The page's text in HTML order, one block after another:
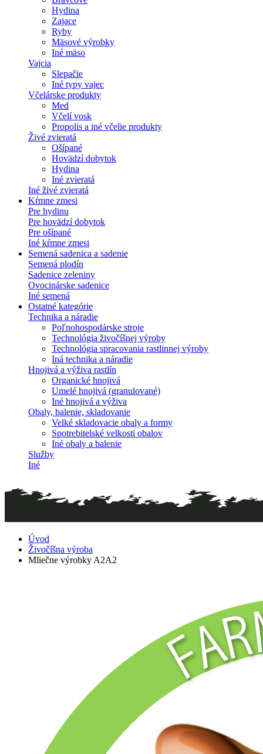
Hydina
Zajace
Ryby
Mäsové výrobky
Iné mäso
Vajcia
Slepačie
Iné typy vajec
Včelárske produkty
Med
Včelí vosk
Propolis a iné včelie produkty
Živé zvieratá
Ošípané
Hovädzí dobytok
Hydina
Iné zvieratá
Iné živé zvieratá
Kŕmne zmesi
Pre hydinu
Pre hovädzí dobytok
Pre ošípané
Iné kŕmne zmesi
Semená sadenica a sadenie
Semená plodín
Sadenice zeleniny
Ovocinárske sadenice
Iné semená
Ostatné kategórie
Technika a náradie
Poľnohospodárske stroje
Technológia živočíšnej výroby
Technológia spracovania rastlinnej výroby
Iná technika a náradie
Hnojivá a výživa rastlín
Organické hnojivá
Umelé hnojivá (granulované)
Iné hnojivá a výživa
Obaly, balenie, skladovanie
Velké skladovacie obaly a formy
Spotrebitelské velkosti obalov
Iné obaly a balenie
Služby
Iné
Úvod
Živočíšna výroba
Mliečne výrobky A2A2